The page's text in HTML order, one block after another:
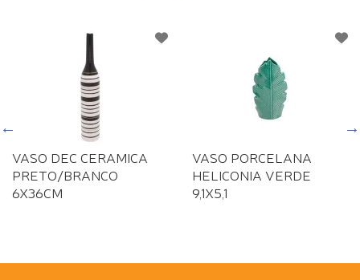
VASO DEC CERAMICA
PRETO/BRANCO
6X36CM
VASO PORCELANA
HELICONIA VERDE
9,1X5,1